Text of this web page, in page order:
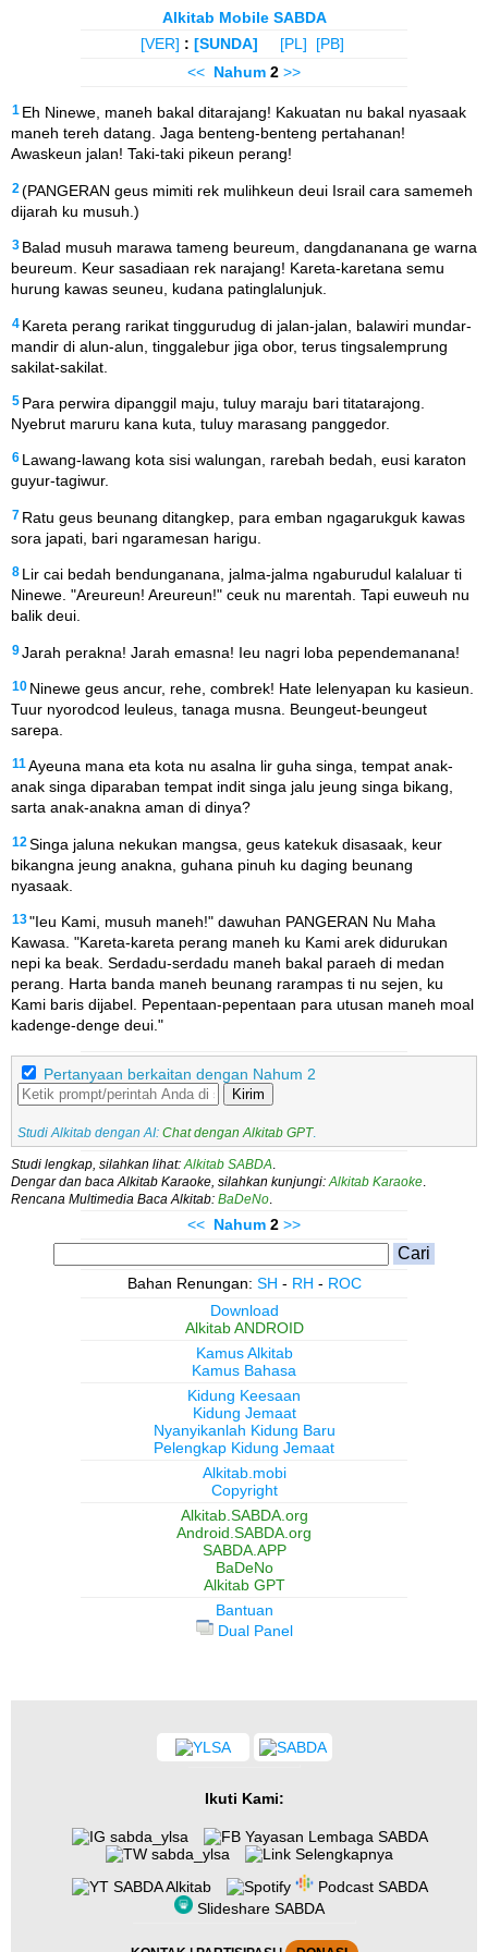
Alkitab Mobile SABDA
[VER] : [SUNDA] [PL]
[PB]
<< Nahum 2 >>
1 Eh Ninewe, maneh bakal ditarajang! Kakuatan nu bakal nyasaak
maneh tereh datang. Jaga benteng-benteng pertahanan!
Awaskeun jalan! Taki-taki pikeun perang!
2 (PANGERAN geus mimiti rek mulihkeun deui Israil cara samemeh
dijarah ku musuh.)
3 Balad musuh marawa tameng beureum, dangdananana ge warna
beureum. Keur sasadiaan rek narajang! Kareta-karetana semu
hurung kawas seuneu, kudana patinglalunjuk.
4 Kareta perang rarikat tinggurudug di jalan-jalan, balawiri mundar-
mandir di alun-alun, tinggalebur jiga obor, terus tingsalemprung
sakilat-sakilat.
5 Para perwira dipanggil maju, tuluy maraju bari titatarajong.
Nyebrut maruru kana kuta, tuluy marasang panggedor.
6 Lawang-lawang kota sisi walungan, rarebah bedah, eusi karaton
guyur-tagiwur.
7 Ratu geus beunang ditangkep, para emban ngagarukguk kawas
sora japati, bari ngaramesan harigu.
8 Lir cai bedah bendunganana, jalma-jalma ngaburudul kalaluar ti
Ninewe. "Areureun! Areureun!" ceuk nu marentah. Tapi euweuh nu
balik deui.
9Jarah perakna! Jarah emasna! Ieu nagri loba pependemanana!
10 Ninewe geus ancur, rehe, combrek! Hate lelenyapan ku kasieun.
Tuur nyorodcod leuleus, tanaga musna. Beungeut-beungeut
sarepa.
11 Ayeuna mana eta kota nu asalna lir guha singa, tempat anak-
anak singa diparaban tempat indit singa jalu jeung singa bikang,
sarta anak-anakna aman di dinya?
12 Singa jaluna nekukan mangsa, geus katekuk disasaak, keur
bikangna jeung anakna, guhana pinuh ku daging beunang
nyasaak.
13"Ieu Kami, musuh maneh!" dawuhan PANGERAN Nu Maha
Kawasa. "Kareta-kareta perang maneh ku Kami arek didurukan
nepi ka beak. Serdadu-serdadu maneh bakal paraeh di medan
perang. Harta banda maneh beunang rarampas ti nu sejen, ku
Kami baris dijabel. Pepentaan-pepentaan para utusan maneh moal
kadenge-denge deui."
Pertanyaan berkaitan dengan Nahum 2
Kirim
Studi Alkitab dengan AI: Chat dengan Alkitab GPT .
Studi lengkap, silahkan lihat:Alkitab SABDA.
Dengar dan baca Alkitab Karaoke, silahkan kunjungi:Alkitab Karaoke.
Rencana Multimedia Baca Alkitab: BaDeNo.
<< Nahum 2 >>
Bahan Renungan: SH - RH - ROC
Download
Alkitab ANDROID
Kamus Alkitab
Kamus Bahasa
Kidung Keesaan
Kidung Jemaat
Nyanyikanlah Kidung Baru
Pelengkap Kidung Jemaat
Alkitab.mobi
Copyright
Alkitab.SABDA.org
Android.SABDA.org
SABDA.APP
BaDeNo
Alkitab GPT
Bantuan
Dual Panel
Ikuti Kami:
sabda_ylsa
Yayasan Lembaga SABDA
sabda_ylsa
Selengkapnya
SABDA Alkitab
Podcast SABDA
Slideshare SABDA